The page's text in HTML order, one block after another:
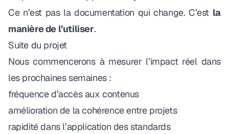
Ce n’est pas la documentation qui change. C’est la
manière de l’utiliser.
Suite du projet
Nous commencerons à mesurer l’impact réel dans
les prochaines semaines :
fréquence d’accès aux contenus
amélioration de la cohérence entre projets
rapidité dans l’application des standards